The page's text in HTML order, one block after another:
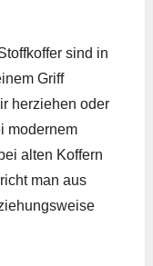
sind in
Griff
herziehen oder
modernem
alten Koffern
man aus